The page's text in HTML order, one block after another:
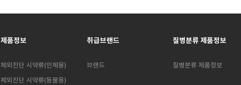
제품정보
체외진단 시약류(인체용)
체외진단 시약류(동물용)
취급브랜드
브랜드
질병분류 제품정보
질병분류 제품정보